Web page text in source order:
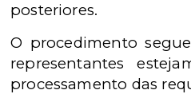
posteriores.
O procedimento
representantes
processamento das